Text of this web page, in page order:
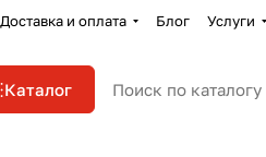
Доставка и оплата Блог Услуги
Каталог